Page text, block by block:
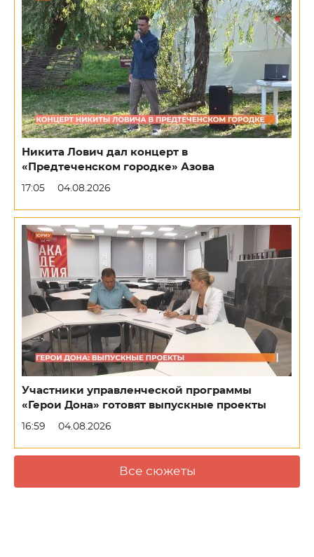
Никита Лович дал концерт в
«Предтеченском городке» Азова
17:05 04.08.2026
Участники управленческой программы
«Герои Дона» готовят выпускные проекты
16:59 04.08.2026
Все сюжеты